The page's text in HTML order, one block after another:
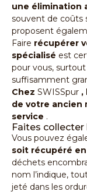
une élimination
souvent de coûts
proposent
Faire récupérer
spécialisé est
pour vous,
suffisamment
Chez SWISSpur ,
de votre ancien
service .
Faites
Vous pouvez
soit récupéré
déchets
nom l’indique,
jeté dans les